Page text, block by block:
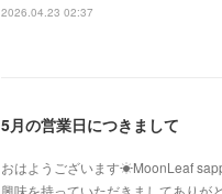
2026.04.23 02:37
5月の営業日につきまして
おはようございます☀MoonLeaf
興味を持っていただきましてありが